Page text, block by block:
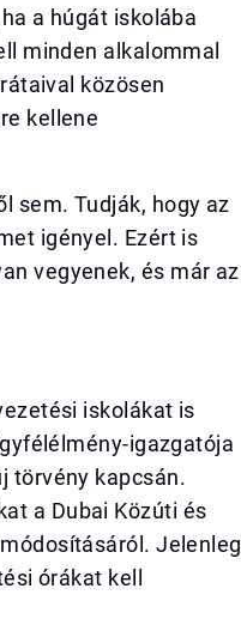
a húgát iskolába
minden alkalommal
közösen
kellene
sem. Tudják, hogy az
igényel. Ezért is
vegyenek, és már az
iskolákat is
igazgatója
törvény kapcsán.
a Dubai Közúti és
Jelenleg
órákat kell